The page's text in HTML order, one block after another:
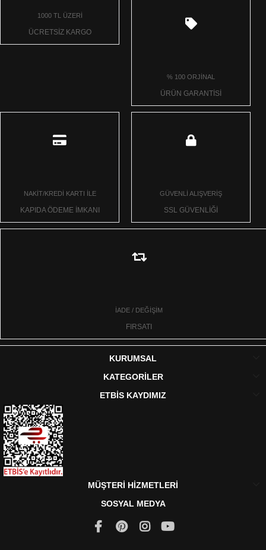
1000 TL ÜZERİ
ÜCRETSİZ KARGO
% 100 ORJİNAL
ÜRÜN GARANTİSİ
NAKİT/KREDİ KARTI İLE
KAPIDA ÖDEME İMKANI
GÜVENLİ ALIŞVERİŞ
SSL GÜVENLİĞİ
İADE / DEĞİŞİM
FIRSATI
KURUMSAL
KATEGORİLER
ETBİS KAYDIMIZ
MÜŞTERİ HİZMETLERİ
SOSYAL MEDYA